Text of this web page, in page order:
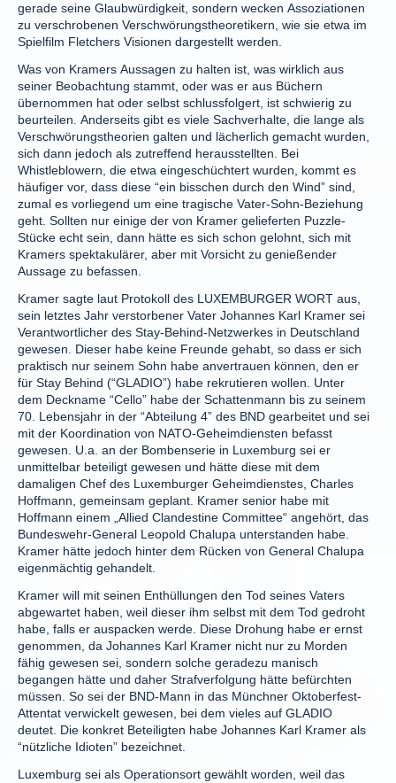
gerade seine Glaubwürdigkeit, sondern wecken Assoziationen
zu verschrobenen Verschwörungstheoretikern, wie sie etwa im
Spielfilm Fletchers Visionen dargestellt werden.
Was von Kramers Aussagen zu halten ist, was wirklich aus
seiner Beobachtung stammt, oder was er aus Büchern
übernommen hat oder selbst schlussfolgert, ist schwierig zu
beurteilen. Anderseits gibt es viele Sachverhalte, die lange als
Verschwörungstheorien galten und lächerlich gemacht wurden,
sich dann jedoch als zutreffend herausstellten. Bei
Whistleblowern, die etwa eingeschüchtert wurden, kommt es
häufiger vor, dass diese “ein bisschen durch den Wind” sind,
zumal es vorliegend um eine tragische Vater-Sohn-Beziehung
geht. Sollten nur einige der von Kramer gelieferten Puzzle-
Stücke echt sein, dann hätte es sich schon gelohnt, sich mit
Kramers spektakulärer, aber mit Vorsicht zu genießender
Aussage zu befassen.
Kramer sagte laut Protokoll des LUXEMBURGER WORT aus,
sein letztes Jahr verstorbener Vater Johannes Karl Kramer sei
Verantwortlicher des Stay-Behind-Netzwerkes in Deutschland
gewesen. Dieser habe keine Freunde gehabt, so dass er sich
praktisch nur seinem Sohn habe anvertrauen können, den er
für Stay Behind (“GLADIO”) habe rekrutieren wollen. Unter
dem Deckname “Cello” habe der Schattenmann bis zu seinem
70. Lebensjahr in der “Abteilung 4” des BND gearbeitet und sei
mit der Koordination von NATO-Geheimdiensten befasst
gewesen. U.a. an der Bombenserie in Luxemburg sei er
unmittelbar beteiligt gewesen und hätte diese mit dem
damaligen Chef des Luxemburger Geheimdienstes, Charles
Hoffmann, gemeinsam geplant. Kramer senior habe mit
Hoffmann einem „Allied Clandestine Committee“ angehört, das
Bundeswehr-General Leopold Chalupa unterstanden habe.
Kramer hätte jedoch hinter dem Rücken von General Chalupa
eigenmächtig gehandelt.
Kramer will mit seinen Enthüllungen den Tod seines Vaters
abgewartet haben, weil dieser ihm selbst mit dem Tod gedroht
habe, falls er auspacken werde. Diese Drohung habe er ernst
genommen, da Johannes Karl Kramer nicht nur zu Morden
fähig gewesen sei, sondern solche geradezu manisch
begangen hätte und daher Strafverfolgung hätte befürchten
müssen. So sei der BND-Mann in das Münchner Oktoberfest-
Attentat verwickelt gewesen, bei dem vieles auf GLADIO
deutet. Die konkret Beteiligten habe Johannes Karl Kramer als
“nützliche Idioten” bezeichnet.
Luxemburg sei als Operationsort gewählt worden, weil das